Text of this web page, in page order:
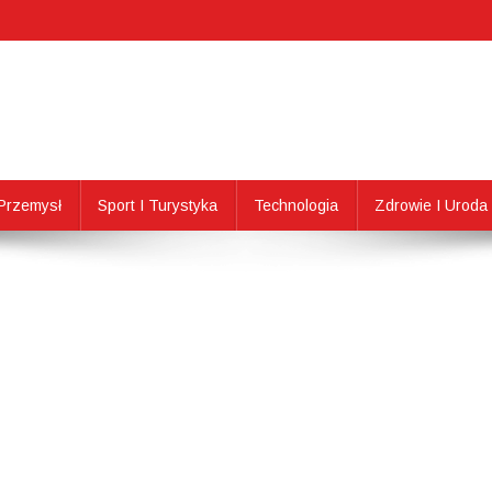
Sport I Turystyka Technologia Zdrowie I Uroda